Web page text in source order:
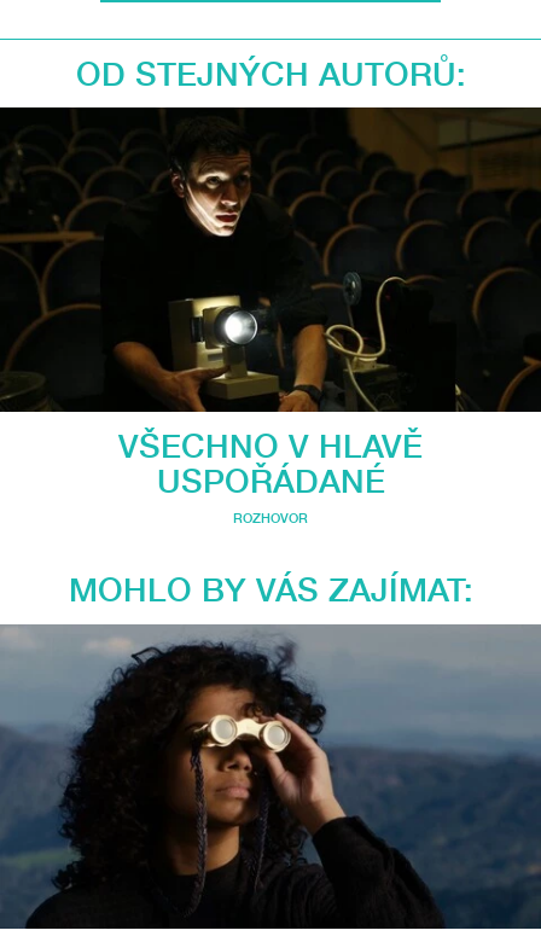
OD STEJNÝCH AUTORŮ:
VŠECHNO V HLAVĚ
USPOŘÁDANÉ
ROZHOVOR
MOHLO BY VÁS ZAJÍMAT: